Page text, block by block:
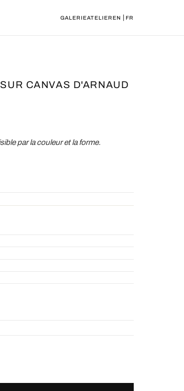
GALERIEATELIEREN FR
CANVAS D'ARNAUD
par la couleur et la forme.